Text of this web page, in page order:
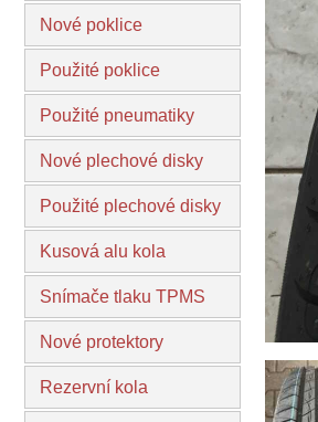
Nové poklice
Použité poklice
Použité pneumatiky
Nové plechové disky
Použité plechové disky
Kusová alu kola
Snímače tlaku TPMS
Nové protektory
Rezervní kola